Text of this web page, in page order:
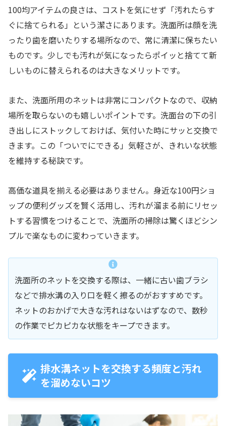
100均アイテムの良さは、コストを気にせず「汚れたらす
ぐに捨てられる」という潔さにあります。洗面所は顔を洗
ったり歯を磨いたりする場所なので、常に清潔に保ちたい
ものです。少しでも汚れが気になったらポイッと捨てて新
しいものに替えられるのは大きなメリットです。
また、洗面所用のネットは非常にコンパクトなので、収納
場所を取らないのも嬉しいポイントです。洗面台の下の引
き出しにストックしておけば、気付いた時にサッと交換で
きます。この「ついでにできる」気軽さが、きれいな状態
を維持する秘訣です。
高価な道具を揃える必要はありません。身近な100円ショ
ップの便利グッズを賢く活用し、汚れが溜まる前にリセッ
トする習慣をつけることで、洗面所の掃除は驚くほどシン
プルで楽なものに変わっていきます。
洗面所のネットを交換する際は、一緒に古い歯ブラシ
などで排水溝の入り口を軽く擦るのがおすすめです。
ネットのおかげで大きな汚れはないはずなので、数秒
の作業でピカピカな状態をキープできます。
排水溝ネットを交換する頻度と汚れ
を溜めないコツ